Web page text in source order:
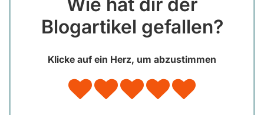
Blogartikel gefallen?
Klicke auf ein Herz, um abzustimmen